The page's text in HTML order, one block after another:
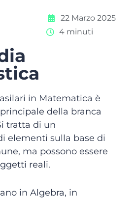
22 Marzo 2025
4 minuti
in Matematica è
della branca
tratta di un
elementi sulla base di
ma possono essere
reali.
in Algebra, in